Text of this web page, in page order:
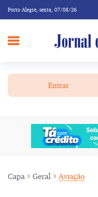
Porto Alegre, sexta, 07/08/26
Entrar
Capa Geral Aviação